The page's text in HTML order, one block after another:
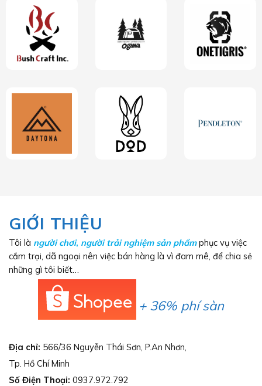
GIỚI THIỆU
Tôi là người chơi, người trải nghiệm sản phẩmphục vụ việc
cắm trại, dã ngoại nên việc bán hàng là vì đam mê, để chia sẻ
những gì tôi biết…
+ 36% phí sàn
Địa chỉ: 566/36 Nguyễn Thái Sơn, P.An Nhơn,
Tp. Hồ Chí Minh
Số Điện Thoại: 0937.972.792